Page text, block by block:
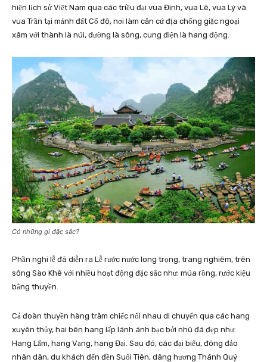
hiện lịch sử Việt Nam qua các triều đại vua Đinh, vua Lê, vua Lý và
vua Trần tại mảnh đất Cố đô, nơi làm căn cứ địa chống giặc ngoại
xâm với thành là núi, đường là sông, cung điện là hang động.
Có những gì đặc sắc?
Phần nghi lễ đã diễn ra Lễ rước nước long trọng, trang nghiêm, trên
sông Sào Khê với nhiều hoạt động đặc sắc như: múa rồng, rước kiệu
bằng thuyền.
Cả đoàn thuyền hàng trăm chiếc nối nhau di chuyển qua các hang
xuyên thủy, hai bên hang lấp lánh ánh bạc bởi nhũ đá đẹp như:
Hang Lấm, hang Vạng, hang Đại. Sau đó, các đại biểu, đông đảo
nhân dân, du khách đến đền Suối Tiên, dâng hương Thánh Quý